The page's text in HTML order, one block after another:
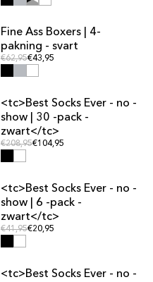
MULTIPAKKE-TILBUD
Fine Ass Boxers | 4-
pakning - svart
Vanlig pris
€62,95Vanlig pris
€43,95
MULTIPAKKE-TILBUD
<tc>Best Socks Ever - no -
show | 30 -pack -
zwart</tc>
Vanlig pris
€208,95Vanlig pris
€104,95
MULTIPAKKE-TILBUD
<tc>Best Socks Ever - no -
show | 6 -pack -
zwart</tc>
Vanlig pris
€41,95Vanlig pris
€20,95
MULTIPAKKE-TILBUD
<tc>Best Socks Ever - no -